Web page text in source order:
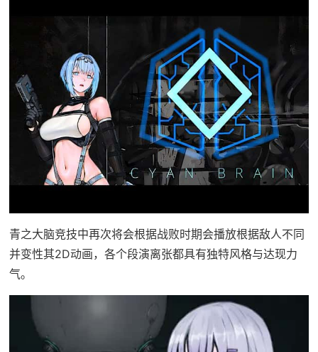
青之大脑竞技中再次将会根据战败时期会播放根据敌人不同
并变性其2D动画，各个段演离张都具有独特风格与达现力
气。